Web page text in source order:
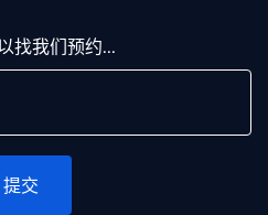
找我们预约...
提交